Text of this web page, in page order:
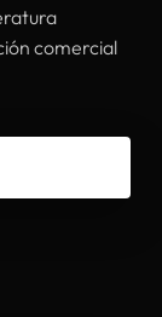
comercial